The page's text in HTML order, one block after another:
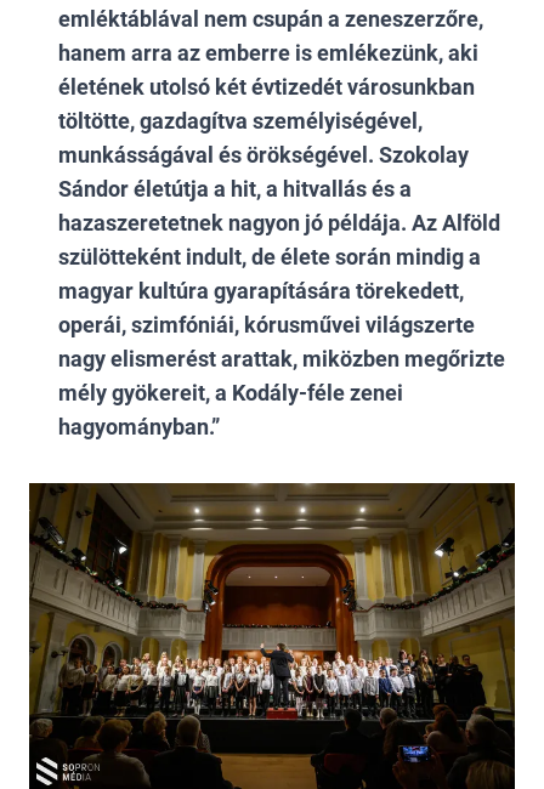
emléktáblával nem csupán a zeneszerzőre,
hanem arra az emberre is emlékezünk, aki
életének utolsó két évtizedét városunkban
töltötte, gazdagítva személyiségével,
munkásságával és örökségével. Szokolay
Sándor életútja a hit, a hitvallás és a
hazaszeretetnek nagyon jó példája. Az Alföld
szülötteként indult, de élete során mindig a
magyar kultúra gyarapítására törekedett,
operái, szimfóniái, kórusművei világszerte
nagy elismerést arattak, miközben megőrizte
mély gyökereit, a Kodály-féle zenei
hagyományban.